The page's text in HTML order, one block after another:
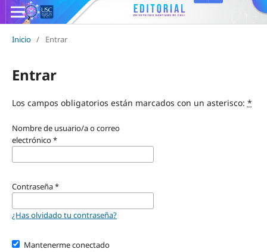
Inicio / Entrar
Entrar
Los campos obligatorios están marcados con un asterisco: *
Nombre de usuario/a o correo
electrónico*
Contraseña*
¿Has olvidado tu contraseña?
Mantenerme conectado